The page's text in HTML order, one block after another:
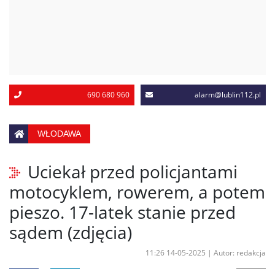
690 680 960 alarm@lublin112.pl
WŁODAWA
Uciekał przed policjantami
motocyklem, rowerem, a potem
pieszo. 17-latek stanie przed
sądem (zdjęcia)
11:26 14-05-2025 | Autor: redakcja